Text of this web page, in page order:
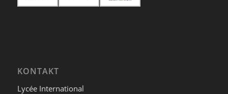
KONTAKT
Lycée International